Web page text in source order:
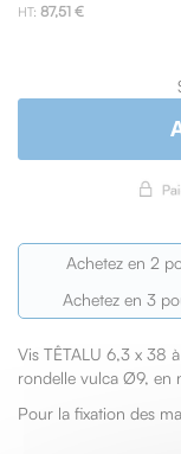
87,51 €
Achetez en 2
Achetez en 3
Vis TÊTALU 6,3 x 38
rondelle vulca Ø9, en
Pour la fixation des